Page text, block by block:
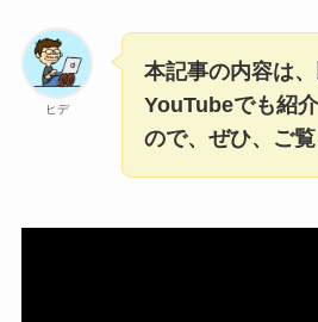
ヒデ
本記事の内容は
YouTubeでも紹
ので、ぜひ、ご